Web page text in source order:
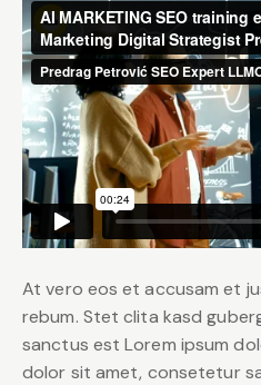
At vero eos et accusam et
rebum. Stet clita kasd
sanctus est Lorem ipsum
dolor sit amet, consetetur